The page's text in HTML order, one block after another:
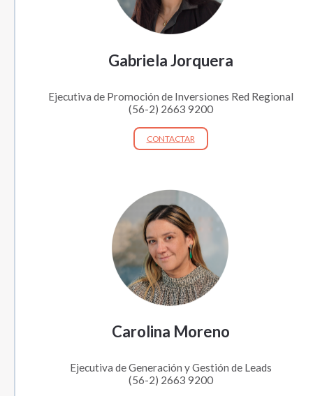
Gabriela Jorquera
Ejecutiva de Promoción de Inversiones Red Regional
(56-2) 2663 9200
CONTACTAR
Carolina Moreno
Ejecutiva de Generación y Gestión de Leads
(56-2) 2663 9200